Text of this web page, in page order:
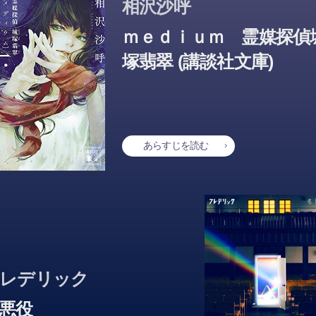
相沢沙呼
ｍｅｄｉｕｍ 霊媒探偵
塚翡翠 (講談社文庫)
あらすじを読む
デリック
役